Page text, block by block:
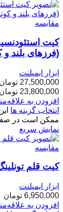
مقایسه
(فرزهای بلند و
ابزار ایمپلنت
27,500,000 تومان
23,800,000 تومان through 27,500,000 تومان
افزودن به
انتخاب گزینه ها
ممکن است در
نمایش سریع
مقایسه
کیت قلم
ابزار ایمپلنت
6,950,000 تومان
افزودن به